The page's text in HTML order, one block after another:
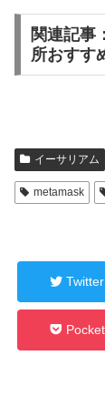
関連記事
所おすす
イーサリアム
metamask
Twitter
Pocket